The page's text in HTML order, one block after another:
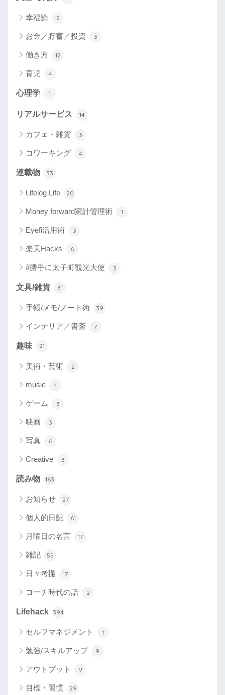
幸福論 2
お金／貯蓄／投資 3
働き方 12
育児 4
心理学 1
リアルサービス 14
カフェ・雑貨 3
コワーキング 4
連載物 33
Lifelog Life 20
Money forward家計管理術 1
Eyefi活用術 3
楽天Hacks 6
#勝手に太子町観光大使 3
文具/雑貨 81
手帳/メモ/ノート術 39
インテリア／書斎 7
趣味 21
美術・芸術 2
music 4
ゲーム 3
映画 3
写真 6
Creative 3
読み物 163
お知らせ 27
個人的日記 61
月曜日の名言 17
雑記 55
日々考撮 17
コーチ時代の話 2
Lifehack 394
セルフマネジメント 1
勉強/スキルアップ 9
アウトプット 9
目標・習慣 29